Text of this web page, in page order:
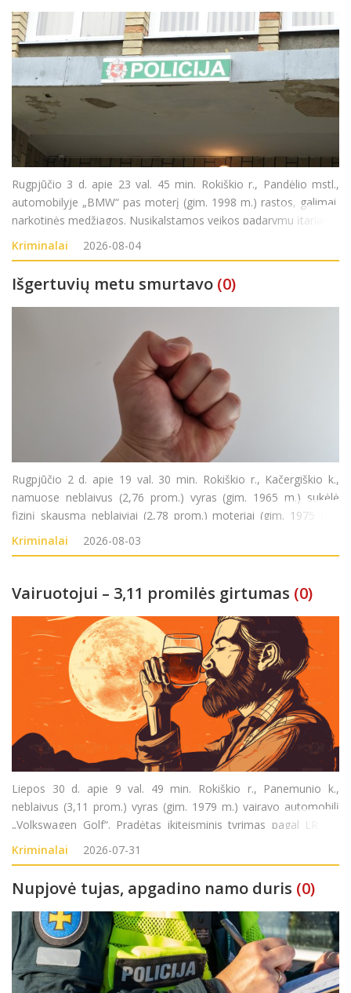
Rugpjūčio 3 d. apie 23 val. 45 min. Rokiškio r., Pandėlio mstl.,
automobilyje „BMW“ pas moterį (gim. 1998 m.) rastos, galimai,
narkotinės medžiagos. Nusikalstamos veikos padarymu įtariama
moteris sulaikyta. Pradėtas ikiteisminis tyrimas pagal LR BK 259
str. (Neteisėtas disponavim
Kriminalai 2026-08-04
Išgertuvių metu smurtavo (0)
Rugpjūčio 2 d. apie 19 val. 30 min. Rokiškio r., Kačergiškio k.,
namuose neblaivus (2,76 prom.) vyras (gim. 1965 m.) sukėlė
fizinį skausmą neblaiviai (2,78 prom.) moteriai (gim. 1975 m.).
Nusikalstamos veikos padarymu įtariamas vyras sulaikytas.
Pradėtas ikiteisminis tyrimas pagal LR
Kriminalai 2026-08-03
Vairuotojui – 3,11 promilės girtumas (0)
Liepos 30 d. apie 9 val. 49 min. Rokiškio r., Panemunio k.,
neblaivus (3,11 prom.) vyras (gim. 1979 m.) vairavo automobilį
„Volkswagen Golf“. Pradėtas ikiteisminis tyrimas pagal LR BK
281 str.(Kelių transporto eismo saugumo ar transporto
priemonių eksploatavimo taisyklių pažeidim
Kriminalai 2026-07-31
Nupjovė tujas, apgadino namo duris (0)